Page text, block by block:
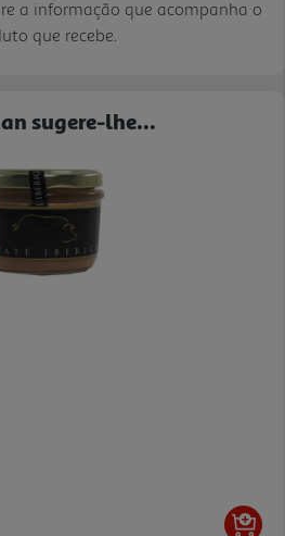
a informação que acompanha o
que recebe.
sugere-lhe...